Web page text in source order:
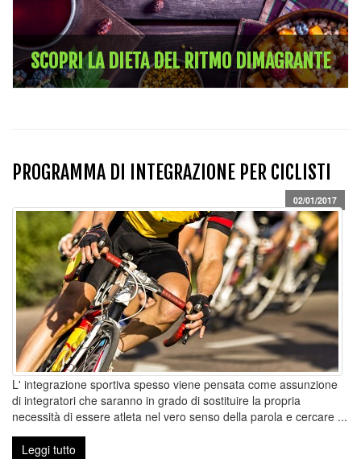
SCOPRI LA DIETA DEL RITMO DIMAGRANTE
PROGRAMMA DI INTEGRAZIONE PER CICLISTI
02/01/2017
L' integrazione sportiva spesso viene pensata come assunzione
di integratori che saranno in grado di sostituire la propria
necessità di essere atleta nel vero senso della parola e cercare ...
Leggi tutto